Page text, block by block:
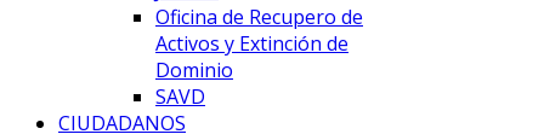
Oficina de Recupero de
Activos y Extinción de
Dominio
SAVD
CIUDADANOS